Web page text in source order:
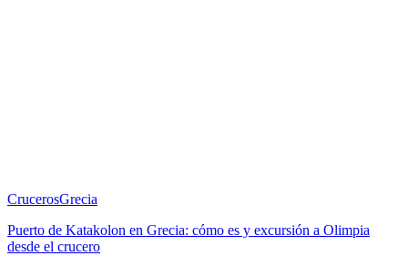
CrucerosGrecia
Puerto de Katakolon en Grecia: cómo es y excursión a Olimpia
desde el crucero